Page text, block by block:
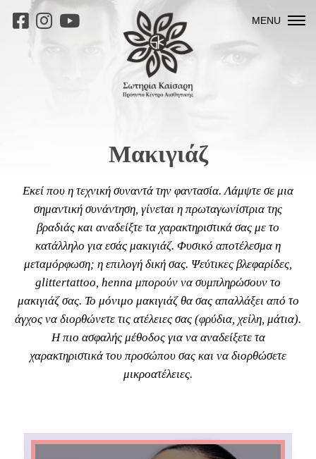
MENU
Μακιγιάζ
Εκεί που η τεχνική συναντά την φαντασία. Λάμψτε σε μια
σημαντική συνάντηση, γίνεται η πρωταγωνίστρια της
βραδιάς και αναδείξτε τα χαρακτηριστικά σας με το
κατάλληλο για εσάς μακιγιάζ. Φυσικό αποτέλεσμα η
μεταμόρφωση; η επιλογή δική σας. Ψεύτικες βλεφαρίδες,
glittertattoo, henna μπορούν να συμπληρώσουν το
μακιγιάζ σας. Το μόνιμο μακιγιάζ θα σας απαλλάξει από το
άγχος να διορθώνετε τις ατέλειες σας (φρύδια, χείλη, μάτια).
Η πιο ασφαλής μέθοδος για να αναδείξετε τα
χαρακτηριστικά του προσώπου σας και να διορθώσετε
μικροατέλειες.